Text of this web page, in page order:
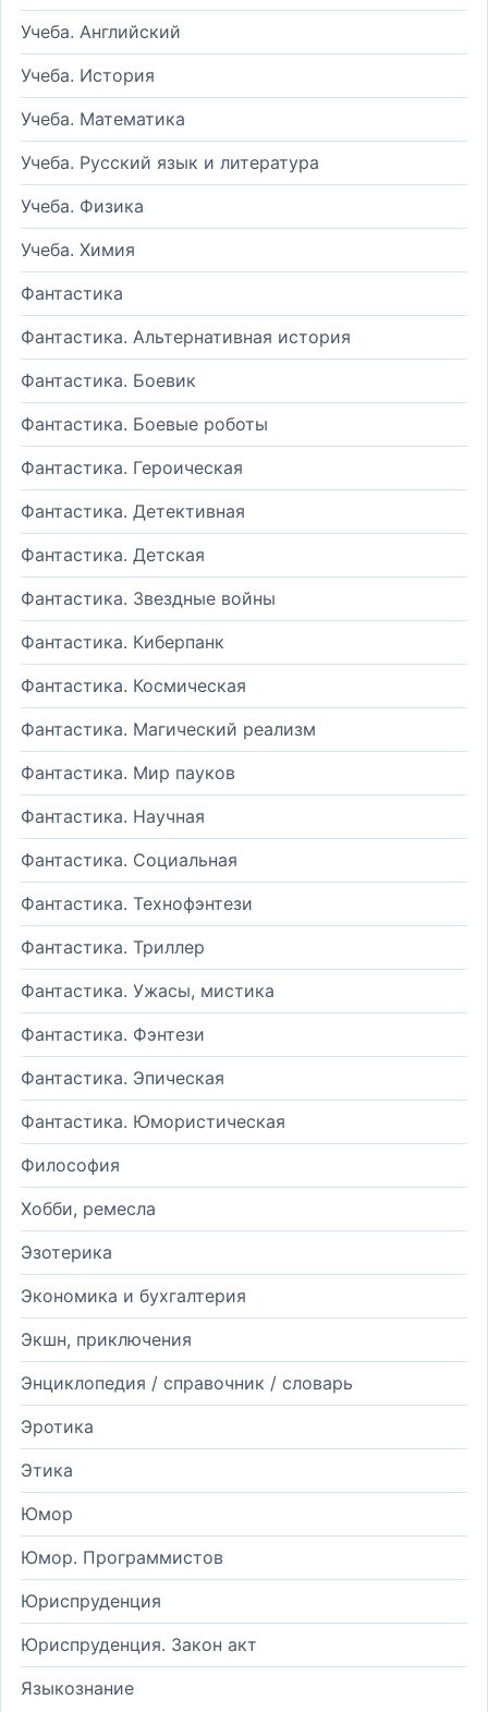
Учеба. Английский
Учеба. История
Учеба. Математика
Учеба. Русский язык и литература
Учеба. Физика
Учеба. Химия
Фантастика
Фантастика. Альтернативная история
Фантастика. Боевик
Фантастика. Боевые роботы
Фантастика. Героическая
Фантастика. Детективная
Фантастика. Детская
Фантастика. Звездные войны
Фантастика. Киберпанк
Фантастика. Космическая
Фантастика. Магический реализм
Фантастика. Мир пауков
Фантастика. Научная
Фантастика. Социальная
Фантастика. Технофэнтези
Фантастика. Триллер
Фантастика. Ужасы, мистика
Фантастика. Фэнтези
Фантастика. Эпическая
Фантастика. Юмористическая
Философия
Хобби, ремесла
Эзотерика
Экономика и бухгалтерия
Экшн, приключения
Энциклопедия / справочник / словарь
Эротика
Этика
Юмор
Юмор. Программистов
Юриспруденция
Юриспруденция. Закон акт
Языкознание